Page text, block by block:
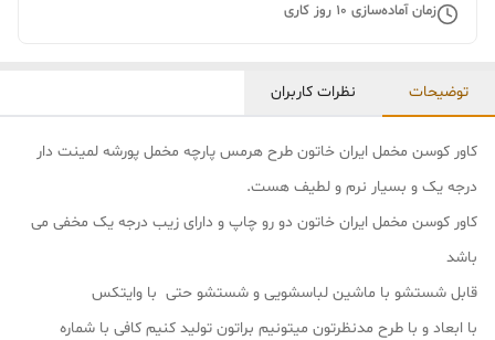
زمان آماده‌سازی 10 روز کاری
توضیحات نظرات کاربران
کاور کوسن مخمل ایران خاتون طرح هرمس پارچه مخمل پورشه لمینت دار
درجه یک و بسیار نرم و لطیف هست.
کاور کوسن مخمل ایران خاتون دو رو چاپ و دارای زیب درجه یک مخفی می
باشد
قابل شستشو با ماشین لباسشویی و شستشو حتی با وایتکس
با ابعاد و با طرح مدنظرتون میتونیم براتون تولید کنیم کافی با شماره